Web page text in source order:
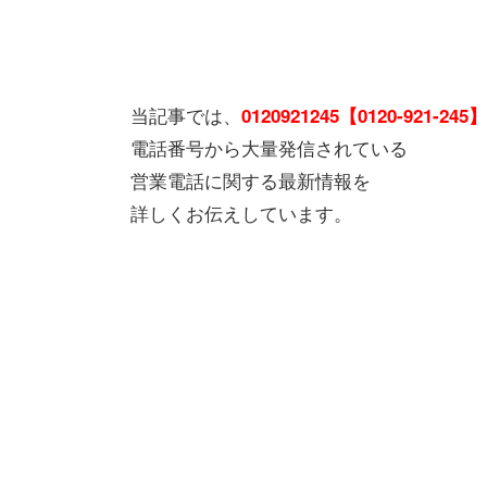
当記事では、 0120921245【0120-921-245】
電話番号から大量発信されている
営業電話に関する最新情報を
詳しくお伝えしています。